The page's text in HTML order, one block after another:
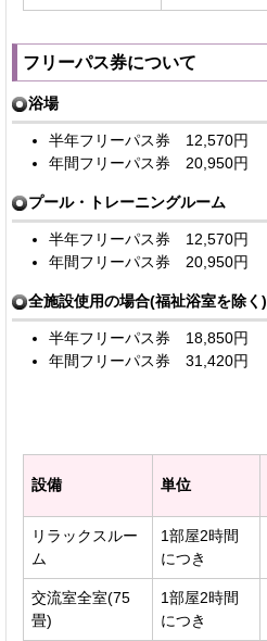
フリーパス券について
浴場
半年フリーパス券 12,570円
年間フリーパス券 20,950円
プール・トレーニングルーム
半年フリーパス券 12,570円
年間フリーパス券 20,950円
全施設使用の場合(福祉浴室を除く)
半年フリーパス券 18,850円
年間フリーパス券 31,420円
設備 単位
リラックスルー
ム
1部屋2時間
につき
交流室全室(75
畳)
1部屋2時間
につき